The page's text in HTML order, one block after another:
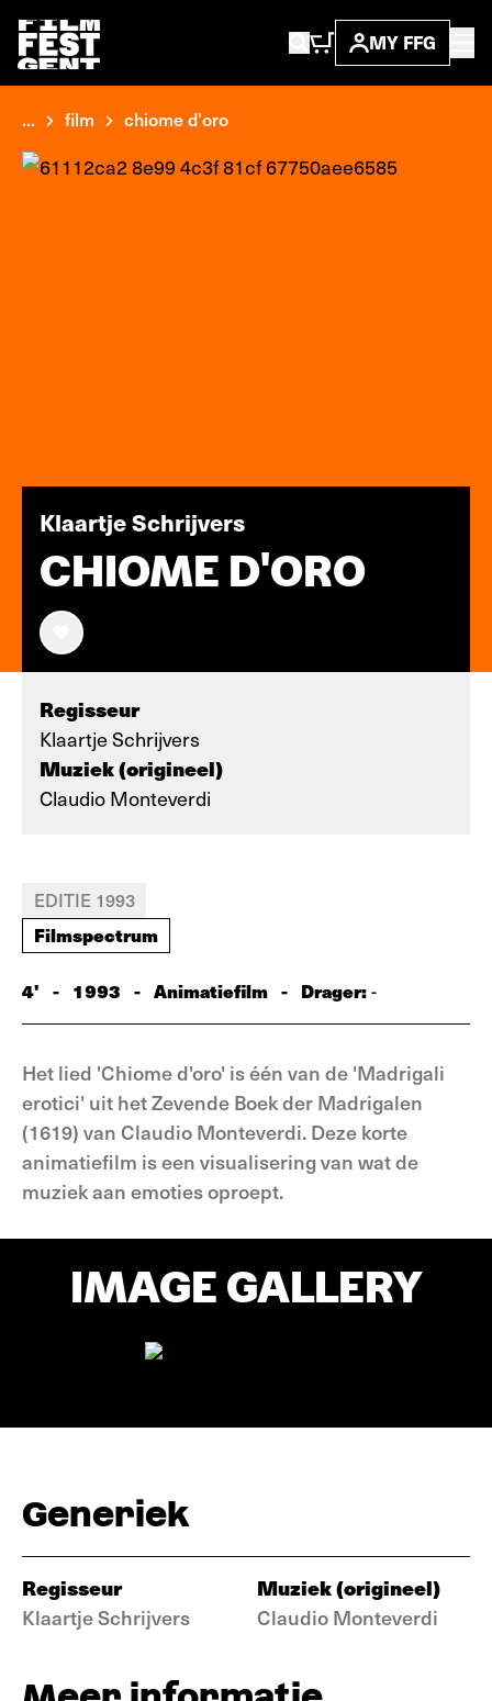
MY FFG
... film chiome d'oro
Klaartje Schrijvers
CHIOME D'ORO
Regisseur
Klaartje Schrijvers
Muziek (origineel)
Claudio Monteverdi
EDITIE 1993
Filmspectrum
4' - 1993 - Animatiefilm - Drager:-
Het lied 'Chiome d'oro' is één van de 'Madrigali
erotici' uit het Zevende Boek der Madrigalen
(1619) van Claudio Monteverdi. Deze korte
animatiefilm is een visualisering van wat de
muziek aan emoties oproept.
IMAGE GALLERY
Generiek
Regisseur
Klaartje Schrijvers
Muziek (origineel)
Claudio Monteverdi